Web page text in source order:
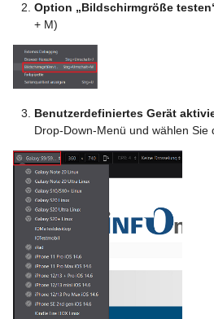
Option „Bildschirmgröße
+ M)
Benutzerdefiniertes Gerät
Drop-Down-Menü und wählen